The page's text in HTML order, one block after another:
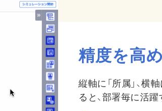
精度を高
縦軸に「所属」、横
ると、部署毎に活